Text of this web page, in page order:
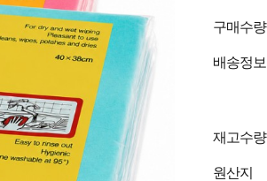
구매수량
배송정보
재고수량
원산지